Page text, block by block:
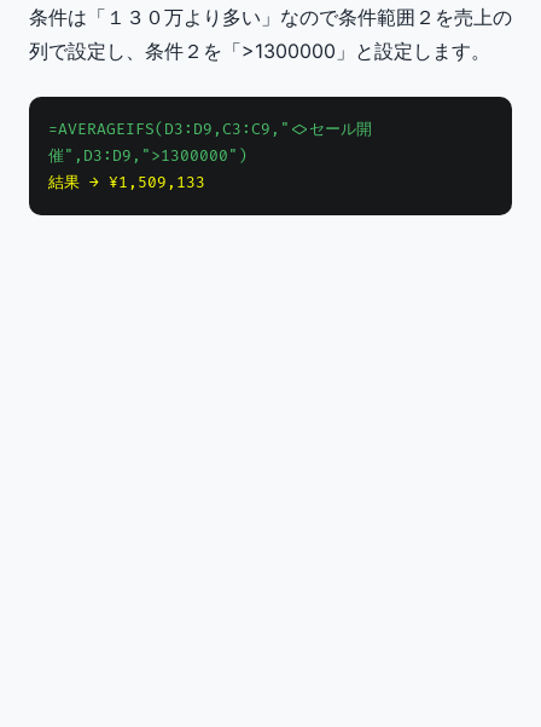
条件は「１３０万より多い」なので条件範囲２を売上の
列で設定し、条件２を「>1300000」と設定します。
=AVERAGEIFS(D3:D9,C3:C9,"<>セール開
催",D3:D9,">1300000")
結果 → ¥1,509,133